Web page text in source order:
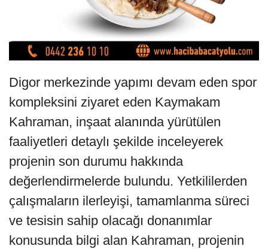
Digor merkezinde yapımı devam eden spor
kompleksini ziyaret eden Kaymakam
Kahraman, inşaat alanında yürütülen
faaliyetleri detaylı şekilde inceleyerek
projenin son durumu hakkında
değerlendirmelerde bulundu. Yetkililerden
çalışmaların ilerleyişi, tamamlanma süreci
ve tesisin sahip olacağı donanımlar
konusunda bilgi alan Kahraman, projenin